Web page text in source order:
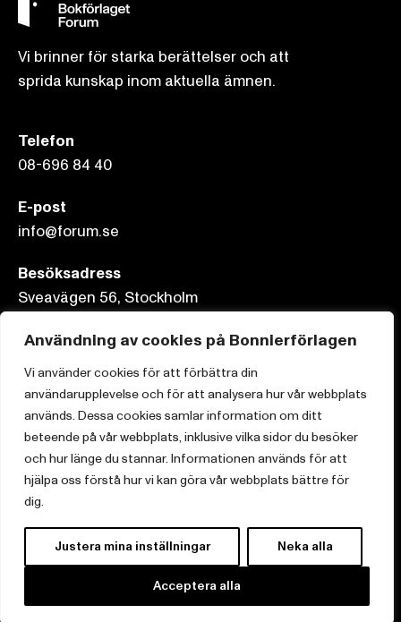
Användning av cookies på Bonnierförlagen
Vi använder cookies för att förbättra din
användarupplevelse och för att analysera hur vår webbplats
används. Dessa cookies samlar information om ditt
beteende på vår webbplats, inklusive vilka sidor du besöker
och hur länge du stannar. Informationen används för att
hjälpa oss förstå hur vi kan göra vår webbplats bättre för
dig.
Justera mina inställningar Neka alla
Acceptera alla
Vi brinner för starka berättelser och att
sprida kunskap inom aktuella ämnen.
Telefon
08-696 84 40
E-post
info@forum.se
Besöksadress
Sveavägen 56, Stockholm
Postadress
Box 3159, 103 63 Stockholm
Om Bonnierförlagen
Cookies
Integritetspolicy